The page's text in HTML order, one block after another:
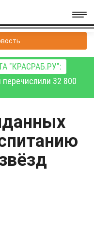
"КРАСРАБ.РУ":
перечислили 32 800